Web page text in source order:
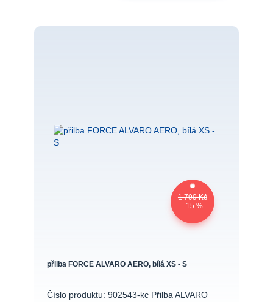
1 799 Kč
- 15 %
přilba FORCE ALVARO AERO, bílá XS - S
Číslo produktu: 902543-kc Přilba ALVARO